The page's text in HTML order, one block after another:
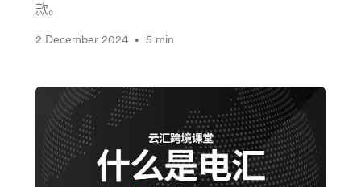
款。
2 December 2024 • 5 min